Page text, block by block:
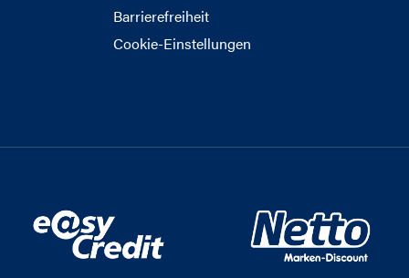
Barrierefreiheit
Cookie-Einstellungen